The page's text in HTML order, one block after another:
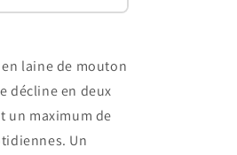
laine de mouton
décline en deux
un maximum de
Un